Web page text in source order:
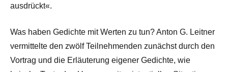
ausdrückt«.
Was haben Gedichte mit Werten zu tun? Anton G. Leitner
vermittelte den zwölf Teilnehmenden zunächst durch den
Vortrag und die Erläuterung eigener Gedichte, wie